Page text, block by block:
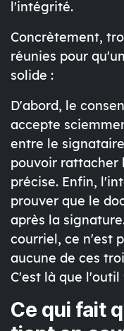
l'intégrité.
Concrètement,
réunies pour
solide :
D'abord, le
accepte
entre le
pouvoir rattacher
précise. Enfin, l'
prouver que le
après la
courriel, ce n'est
aucune de ces
C'est là que
Ce qui fait